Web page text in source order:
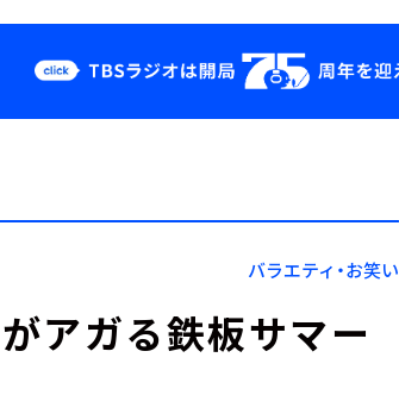
YouTube
会社情報
バラエティ・お笑い
アガる鉄板サマー